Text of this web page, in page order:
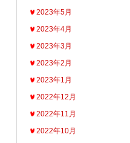
2023年5月
2023年4月
2023年3月
2023年2月
2023年1月
2022年12月
2022年11月
2022年10月